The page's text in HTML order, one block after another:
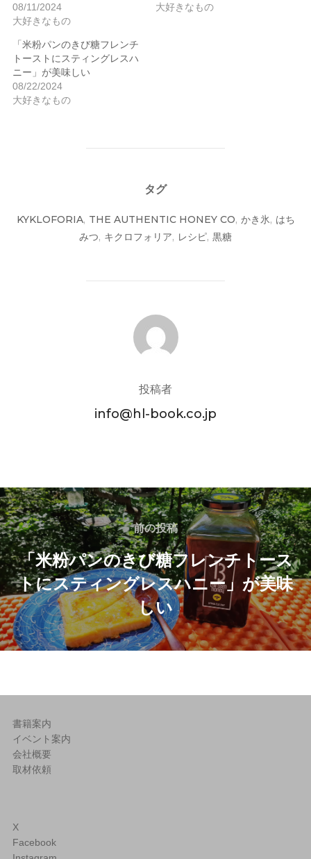
08/11/2024
大好きなもの
大好きなもの
「米粉パンのきび糖フレンチ
トーストにスティングレスハ
ニー」が美味しい
08/22/2024
大好きなもの
タグ
KYKLOFORIA, THE AUTHENTIC HONEY CO, かき氷, はち
みつ, キクロフォリア, レシピ, 黒糖
投稿者
投稿者
info@hl-book.co.jp
投
稿
ナ
ビ
ゲ
ー
ン
前
の
投
稿
前の投稿
「米粉パンのきび糖フレンチトース
トにスティングレスハニー」が美味
しい
書籍案内
イベント案内
会社概要
取材依頼
X
Facebook